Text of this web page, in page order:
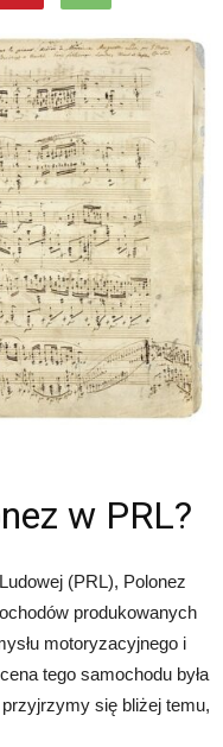
w PRL?
(PRL), Polonez
produkowanych
motoryzacyjnego i
tego samochodu była
się bliżej temu,